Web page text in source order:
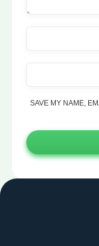
SAVE MY NAME,
لأعلى